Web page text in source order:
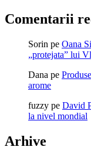
Comentarii
Sorin pe Oana
„protejata” lui
Dana pe
arome
fuzzy pe David
la nivel mondial
Arhive